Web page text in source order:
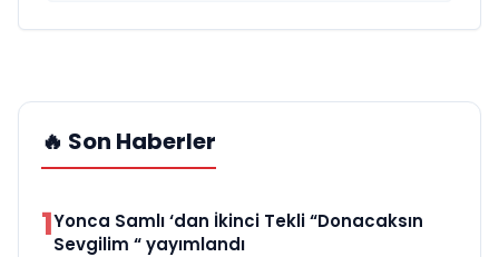
🔥 Son Haberler
1Yonca Samlı ‘dan İkinci Tekli “Donacaksın
Sevgilim “ yayımlandı